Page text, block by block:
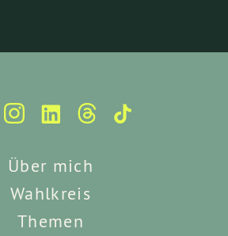
Über mich
Wahlkreis
Themen